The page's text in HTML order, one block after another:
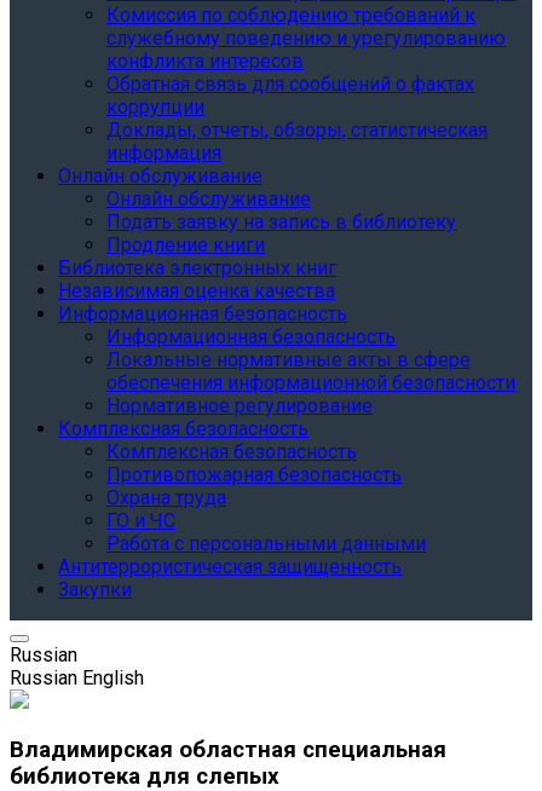
Комиссия по соблюдению требований к
служебному поведению и урегулированию
конфликта интересов
Обратная связь для сообщений о фактах
коррупции
Доклады, отчеты, обзоры, статистическая
информация
Онлайн обслуживание
Онлайн обслуживание
Подать заявку на запись в библиотеку
Продление книги
Библиотека электронных книг
Независимая оценка качества
Информационная безопасность
Информационная безопасность
Локальные нормативные акты в сфере
обеспечения информационной безопасности
Нормативное регулирование
Комплексная безопасность
Комплексная безопасность
Противопожарная безопасность
Охрана труда
ГО и ЧС
Работа с персональными данными
Антитеррористическая защищенность
Закупки
Russian
Russian English
Владимирская областная специальная
библиотека для слепых